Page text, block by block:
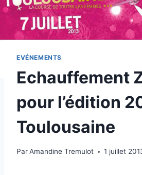
EVÉNEMENTS
Echauffement
pour l’édition
Toulousaine
ParAmandine Tremulot 1 juillet